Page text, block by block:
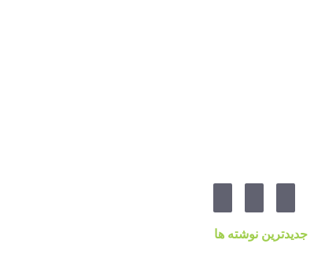
جدیدترین نوشته ها